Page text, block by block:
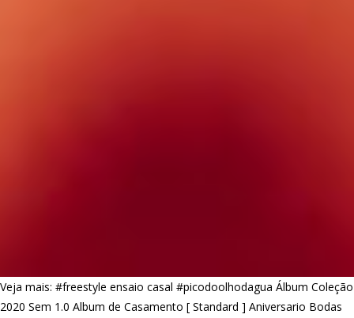
Veja mais: #freestyle ensaio casal #picodoolhodagua Álbum Coleção
2020 Sem 1.0 Album de Casamento [ Standard ] Aniversario Bodas